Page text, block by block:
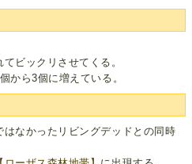
ビックリさせてくる。
から3個に増えている。
なかったリビングデッドとの同時